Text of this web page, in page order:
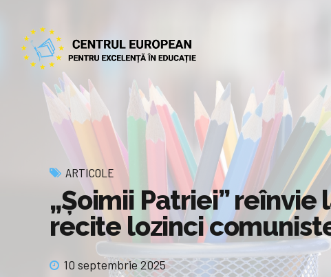
ARTICOLE
„Șoimii Patriei” reînvie
recite lozinci
10 septembrie 2025